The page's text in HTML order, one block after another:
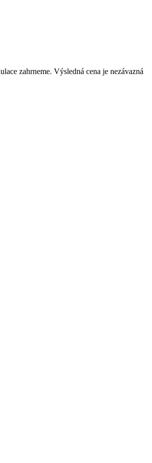
zahrneme. Výsledná cena je nezávazná